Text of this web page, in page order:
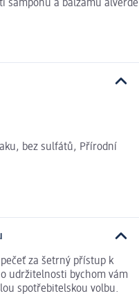
šamponu a balzámu alverde
bez sulfátů, Přírodní
za šetrný přístup k
udržitelnosti bychom vám
spotřebitelskou volbu.